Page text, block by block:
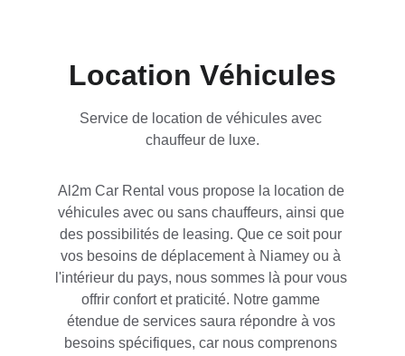
Location Véhicules
Service de location de véhicules avec
chauffeur de luxe.
Al2m Car Rental vous propose la location de
véhicules avec ou sans chauffeurs, ainsi que
des possibilités de leasing. Que ce soit pour
vos besoins de déplacement à Niamey ou à
l'intérieur du pays, nous sommes là pour vous
offrir confort et praticité. Notre gamme
étendue de services saura répondre à vos
besoins spécifiques, car nous comprenons